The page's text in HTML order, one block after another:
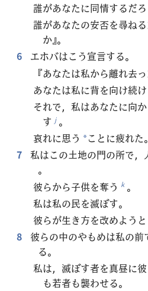
誰があなたに同情するだろ
誰があなたの安否を尋ね
か』。
6
エホバはこう宣言する。
『あなたは私から離れ去
あなたは私に背を向け続
それで，私はあなたに向
す j 。
哀れに思う *ことに疲れた。
7
私はこの土地の門の所で
。
彼らから子供を奪う k 。
私は私の民を滅ぼす。
彼らが生き方を改めよう
8
彼らの中のやもめは私の
る。
私は，滅ぼす者を真昼に
も若者も襲わせる。